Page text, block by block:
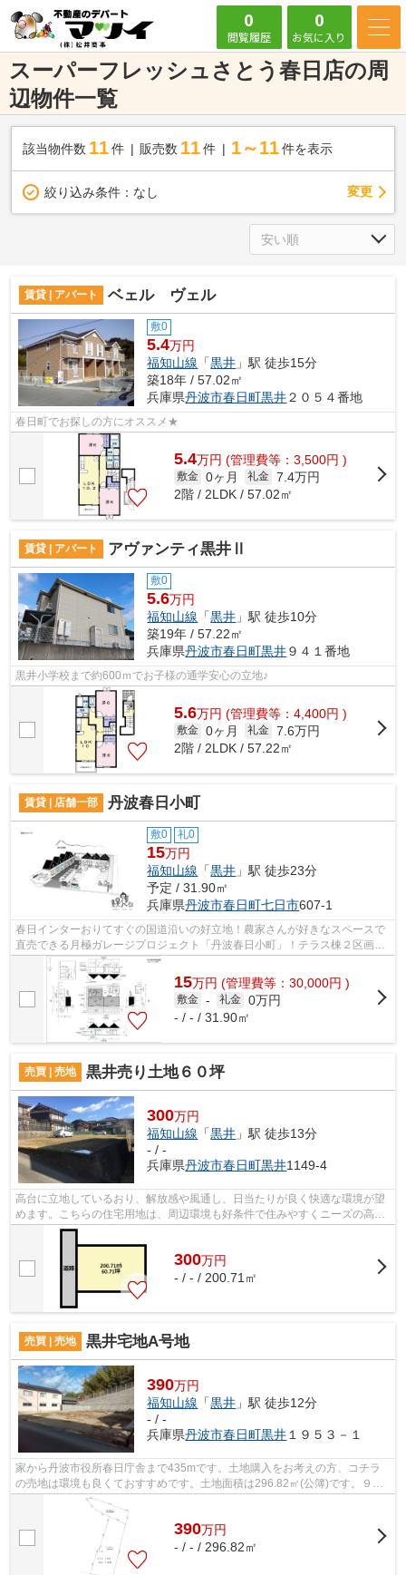
0
閲覧履歴
0
お気に入り
スーパーフレッシュさとう春日店の周
辺物件一覧
該当物件数 11件 販売数 11 件 1～11 件を表示
絞り込み条件： なし 変更
賃貸 | アパート ベェル ヴェル
敷0
5.4万円
福知山線 「黒井 」駅 徒歩15分
築18年 / 57.02㎡
兵庫県丹波市春日町黒井２０５４番地
春日町でお探しの方にオススメ★
5.4万円 (管理費等：3,500円 )
敷金 0ヶ月 礼金 7.4万円
2階 / 2LDK / 57.02㎡
賃貸 | アパート アヴァンティ黒井Ⅱ
敷0
5.6万円
福知山線 「黒井 」駅 徒歩10分
築19年 / 57.22㎡
兵庫県丹波市春日町黒井９４１番地
黒井小学校まで約600ｍでお子様の通学安心の立地♪
5.6万円 (管理費等：4,400円 )
敷金 0ヶ月 礼金 7.6万円
2階 / 2LDK / 57.22㎡
賃貸 | 店舗一部 丹波春日小町
敷0 礼0
15万円
福知山線 「黒井 」駅 徒歩23分
予定 / 31.90㎡
兵庫県丹波市春日町七日市607-1
春日インターおりてすぐの国道沿いの好立地！農家さんが好きなスペースで
直売できる月極ガレージプロジェクト「丹波春日小町」！テラス棟２区画の
出店者募集中!１区画３１．９０㎡（９...
15万円 (管理費等：30,000円 )
敷金 - 礼金 0万円
- / - / 31.90㎡
売買 | 売地 黒井売り土地６０坪
300万円
福知山線 「黒井 」駅 徒歩13分
- / -
兵庫県丹波市春日町黒井1149-4
高台に立地しているおり、解放感や風通し、日当たりが良く快適な環境が望
めます。こちらの住宅用地は、周辺環境も好条件で住みやすくニーズの高い
エリアにあります。建築条件なしなの...
300万円
- / - / 200.71㎡
売買 | 売地 黒井宅地A号地
390万円
福知山線 「黒井 」駅 徒歩12分
- / -
兵庫県丹波市春日町黒井 １９５３－１
家から丹波市役所春日庁舎まで435mです。土地購入をお考えの方、コチラ
の売地は環境も良くておすすめです。土地面積は296.82㎡(公簿)です。９メ
ートル以上の土地と接する道幅があると...
390万円
- / - / 296.82㎡